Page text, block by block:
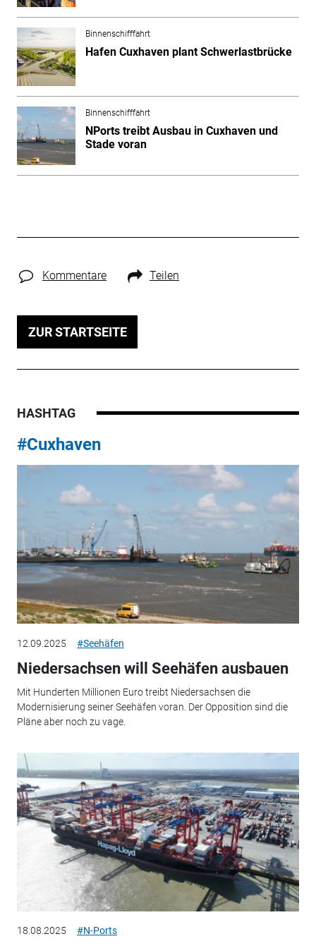
Binnenschifffahrt
Hafen Cuxhaven plant Schwerlastbrücke
Binnenschifffahrt
NPorts treibt Ausbau in Cuxhaven und
Stade voran
Kommentare Teilen
ZUR STARTSEITE
HASHTAG
#Cuxhaven
12.09.2025 #Seehäfen
Niedersachsen will Seehäfen ausbauen
Mit Hunderten Millionen Euro treibt Niedersachsen die
Modernisierung seiner Seehäfen voran. Der Opposition sind die
Pläne aber noch zu vage.
18.08.2025 #N-Ports